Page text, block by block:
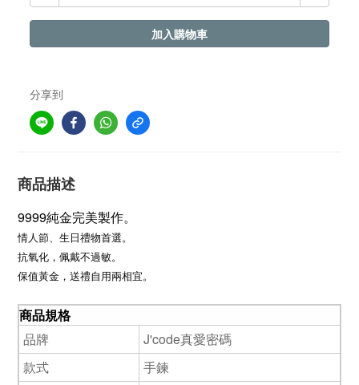
加入購物車
分享到
商品描述
9999純金完美製作。
情人節、生日禮物首選。
抗氧化，佩戴不過敏。
保值黃金，送禮自用兩相宜。
商品規格
品牌
J'code真愛密碼
款式
手鍊